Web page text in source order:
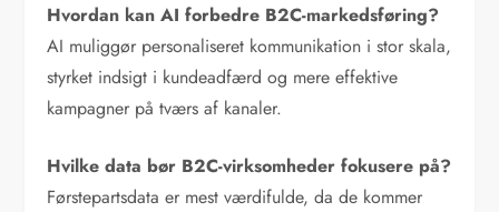
Hvordan kan AI forbedre B2C-markedsføring?
AI muliggør personaliseret kommunikation i stor skala,
styrket indsigt i kundeadfærd og mere effektive
kampagner på tværs af kanaler.
Hvilke data bør B2C-virksomheder fokusere på?
Førstepartsdata er mest værdifulde, da de kommer